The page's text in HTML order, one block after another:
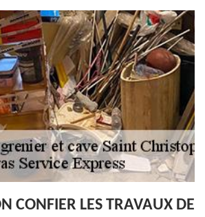
CONFIER LES TRAVAUX DE